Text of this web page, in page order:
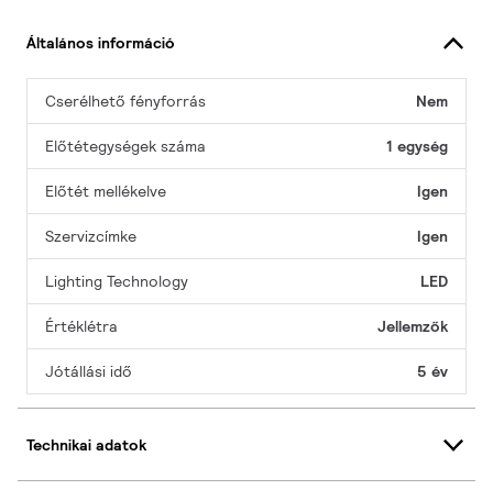
Általános információ
Cserélhető fényforrás Nem
Előtétegységek száma 1 egység
Előtét mellékelve Igen
Szervizcímke Igen
Lighting Technology LED
Értéklétra Jellemzők
Jótállási idő 5 év
Technikai adatok